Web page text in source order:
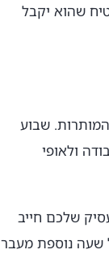
שהוא יקבל
שבוע
ולאופי
המעסיק שלכם חייב
הראשונות של שעות נוספות, ו-50% עבור כל שעה נוספת מעבר